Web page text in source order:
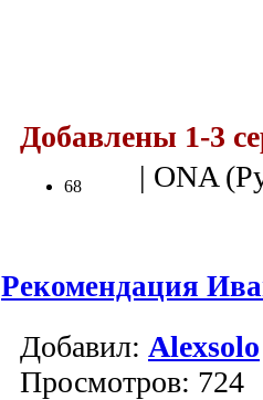
Добавлены 1-3
68 | ONA
Рекомендация
Добавил: Alexsolo
Просмотров: 724